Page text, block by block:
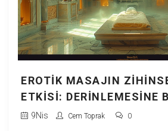
EROTIK MASAJIN
ETKISI: DERINLEMESINE
9Nis Cem Toprak 0